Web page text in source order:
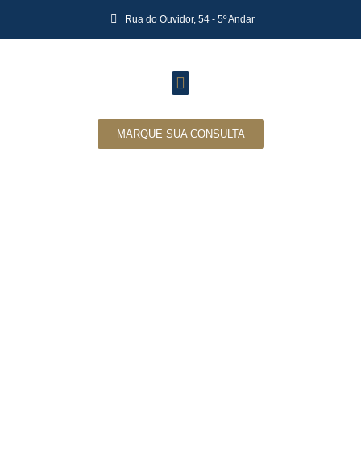
Rua do Ouvidor, 54 - 5º Andar
MARQUE SUA CONSULTA